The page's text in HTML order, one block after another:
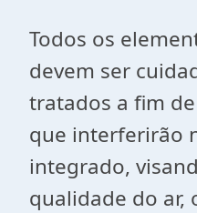
Todos os
devem ser
tratados a fim
que interferirão
integrado,
qualidade do ar,